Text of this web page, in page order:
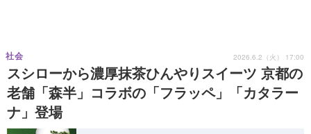
スシローから濃厚抹茶ひんやりスイーツ 京都の
老舗「森半」コラボの「フラッペ」「カタラー
ナ」登場
社会 2026.6.2（火） 17:00